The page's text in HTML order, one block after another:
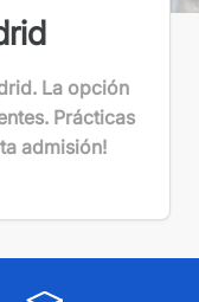
La opción
Prácticas
admisión!